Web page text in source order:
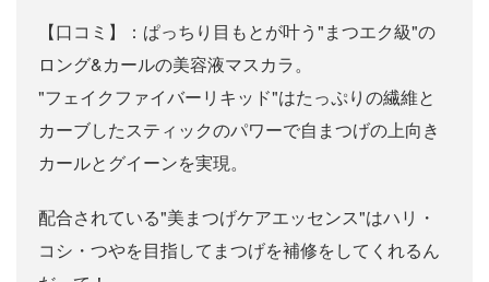
【口コミ】：ぱっちり目もとが叶う"まつエク級"の
ロング&カールの美容液マスカラ。
"フェイクファイバーリキッド"はたっぷりの繊維と
カーブしたスティックのパワーで自まつげの上向き
カールとグイーンを実現。
配合されている"美まつげケアエッセンス"はハリ・
コシ・つやを目指してまつげを補修をしてくれるん